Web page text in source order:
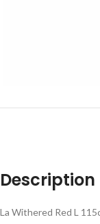
Description
La Withered Red L